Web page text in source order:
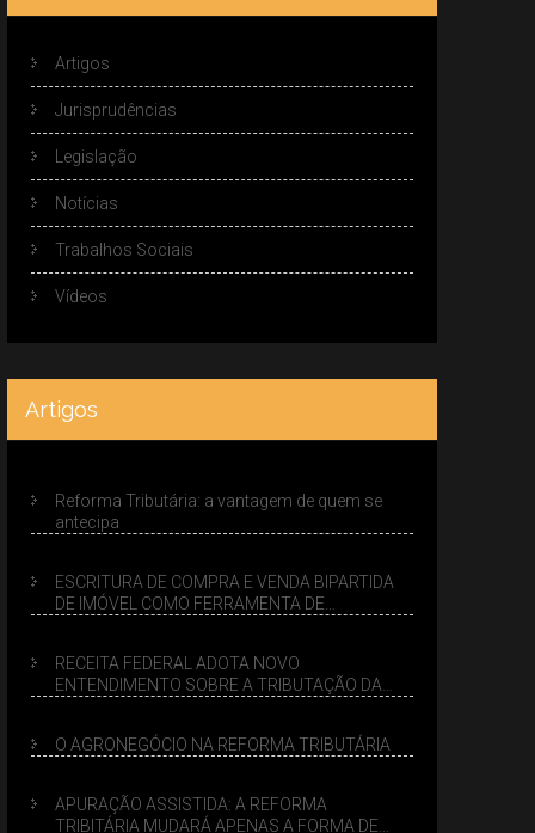
Artigos
Jurisprudências
Legislação
Notícias
Trabalhos Sociais
Vídeos
Artigos
Reforma Tributária: a vantagem de quem se
antecipa
ESCRITURA DE COMPRA E VENDA BIPARTIDA
DE IMÓVEL COMO FERRAMENTA DE
RECEITA FEDERAL ADOTA NOVO
ENTENDIMENTO SOBRE A TRIBUTAÇÃO DA
O AGRONEGÓCIO NA REFORMA TRIBUTÁRIA
APURAÇÃO ASSISTIDA: A REFORMA
TRIBITÁRIA MUDARÁ APENAS A FORMA DE